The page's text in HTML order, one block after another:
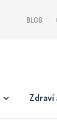
BLOG
Zdraví